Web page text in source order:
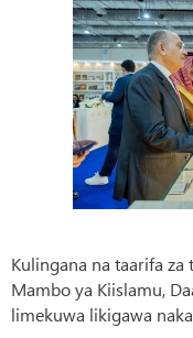
Kulingana na taarifa
Mambo ya Kiislamu,
limekuwa likigawa